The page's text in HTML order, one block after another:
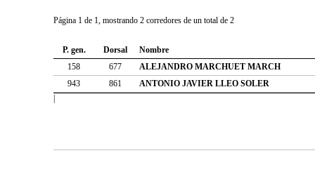
Página 1 de 1, mostrando 2 corredores de un total de 2
P. gen. Dorsal
Nombre
158
677
ALEJANDRO MARCHUET MARCH
943
861
ANTONIO JAVIER LLEO SOLER
|